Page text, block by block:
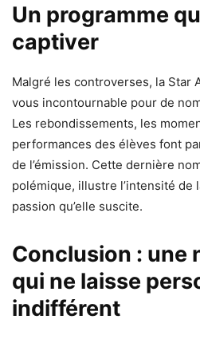
Un programme
captiver
Malgré les controverses, la Star
vous incontournable pour de
Les rebondissements, les
performances des élèves font
de l’émission. Cette dernière
polémique, illustre l’intensité de
passion qu’elle suscite.
Conclusion : une
qui ne laisse
indifférent